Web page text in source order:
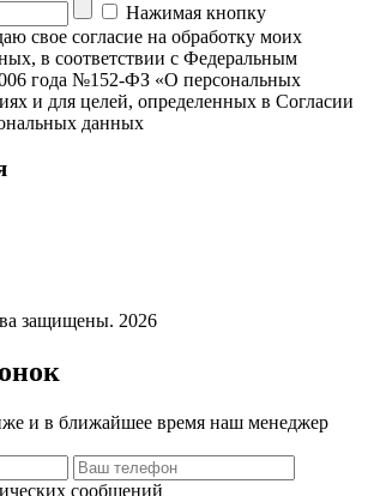
Нажимая кнопку
свое согласие на обработку моих
в соответствии с Федеральным
года №152-ФЗ «О персональных
и для целей, определенных в Согласии
данных
защищены. 2026
и в ближайшее время наш менеджер
сообщений